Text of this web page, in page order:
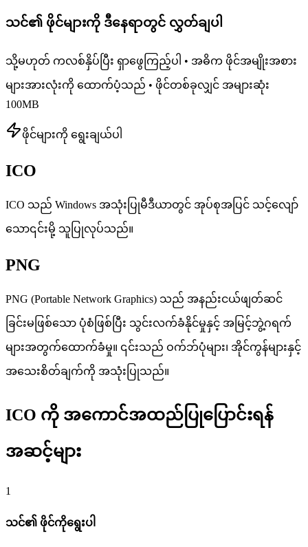
သင်၏ ဖိုင်များကို ဒီနေရာတွင် လွှတ်ချပါ
သို့မဟုတ် ကလစ်နှိပ်ပြီး ရှာဖွေကြည့်ပါ • အဓိက ဖိုင်အမျိုးအစား
များအားလုံးကို ထောက်ပံ့သည် • ဖိုင်တစ်ခုလျှင် အများဆုံး
100MB
ဖိုင်များကို ရွေးချယ်ပါ
ICO
ICO သည် Windows အသုံးပြုမီဒီယာတွင် အုပ်စုအပြင် သင့်လျော်
သော၎င်းမို့ သူပြုလုပ်သည်။
PNG
PNG (Portable Network Graphics) သည် အနည်းငယ်ဖျတ်ဆင်
ခြင်းမဖြစ်သော ပုံစံဖြစ်ပြီး သွင်းလက်ခံနိုင်မှုနှင့် အမြင့်ဘွဲ့ဂရက်
များအတွက်ထောက်ခံမှု။ ၎င်းသည် ဝက်ဘ်ပုံများ၊ အိုင်ကွန်များနှင့်
အသေးစိတ်ချက်ကို အသုံးပြုသည်။
ICO ကို အကောင်အထည်ပြုပြောင်းရန်
အဆင့်များ
1
သင်၏ ဖိုင်ကိုရွေးပါ